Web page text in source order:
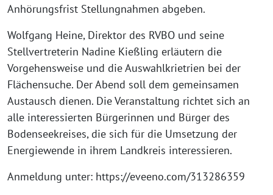
Anhörungsfrist Stellungnahmen abgeben.
Wolfgang Heine, Direktor des RVBO und sei­ne
Stellvertreterin Nadine Kießling erläu­tern die
Vorgehensweise und die Auswahlkrietrien bei der
Flächensuche. Der Abend soll dem gemein­sa­men
Austausch die­nen. Die Veranstaltung rich­tet sich an
alle inter­es­sier­ten Bürgerinnen und Bürger des
Bodenseekreises, die sich für die Umsetzung der
Energiewende in ihrem Landkreis interessieren.
Anmeldung unter: https://eveeno.com/313286359